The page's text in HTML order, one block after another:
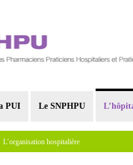
PUI Le SNPHPU
L’organisation hospitalière